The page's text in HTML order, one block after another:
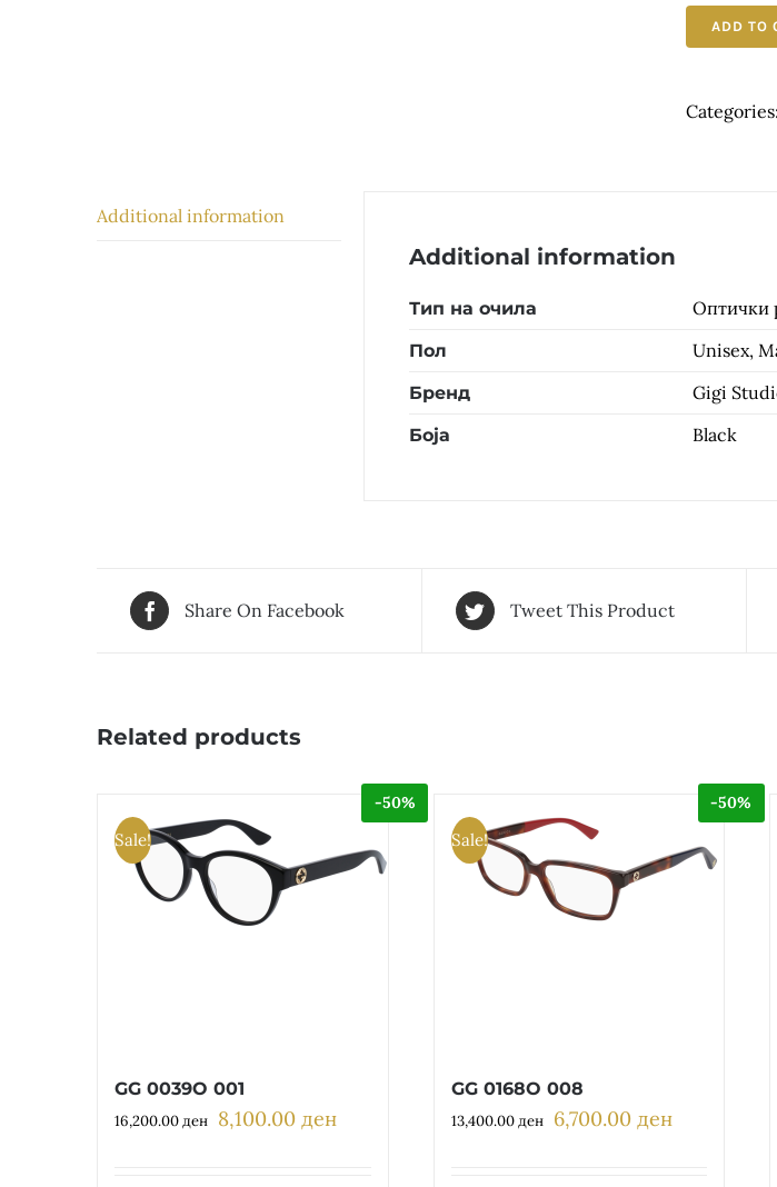
ADD TO
Categories:
Additional information
Additional information
Тип на очила Оптички
Пол Unisex,
Бренд Gigi
Боја Black
Share On Facebook Tweet This Product
Related products
Sale!
-50%
GG 0039O 001
16,200.00ден Original
8,100.00 денCurrent
Sale!
-50%
GG 0168O 008
13,400.00ден
Original
6,700.00 денCurrent